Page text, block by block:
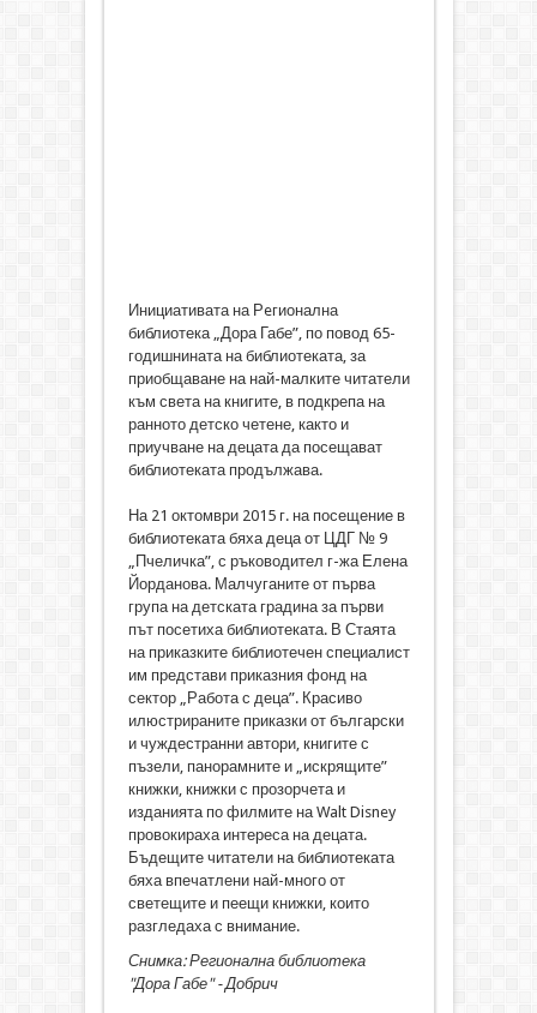
Инициативата на Рeгионална
библиотека „Дора Габе”, по повод 65-
годишнината на библиотеката, за
приобщаване на най-малките читатели
към света на книгите, в подкрепа на
ранното детско четене, както и
приучване на децата да посещават
библиотеката продължава.
На 21 октомври 2015 г. на посещение в
библиотеката бяха деца от ЦДГ № 9
„Пчеличка”, с ръководител г-жа Елена
Йорданова. Малчуганите от първа
група на детската градина за първи
път посетиха библиотеката. В Стаята
на приказките библиотечен специалист
им представи приказния фонд на
сектор „Работа с деца”. Красиво
илюстрираните приказки от български
и чуждестранни автори, книгите с
пъзели, панорамните и „искрящите”
книжки, книжки с прозорчета и
изданията по филмите на Walt Disney
провокираха интереса на децата.
Бъдещите читатели на библиотеката
бяха впечатлени най-много от
светещите и пеещи книжки, които
разгледаха с внимание.
Снимка: Регионална библиотека
"Дора Габе" - Добрич